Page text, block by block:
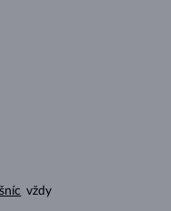
vždy